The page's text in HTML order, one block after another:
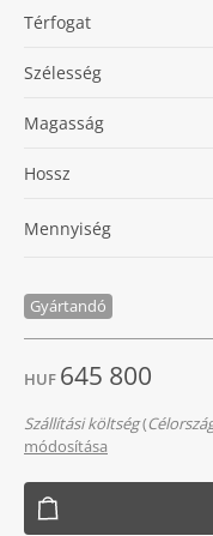
Térfogat
Szélesség
Magasság
Hossz
Mennyiség
Gyártandó
HUF 645 800
Szállítási költség(
módosítása